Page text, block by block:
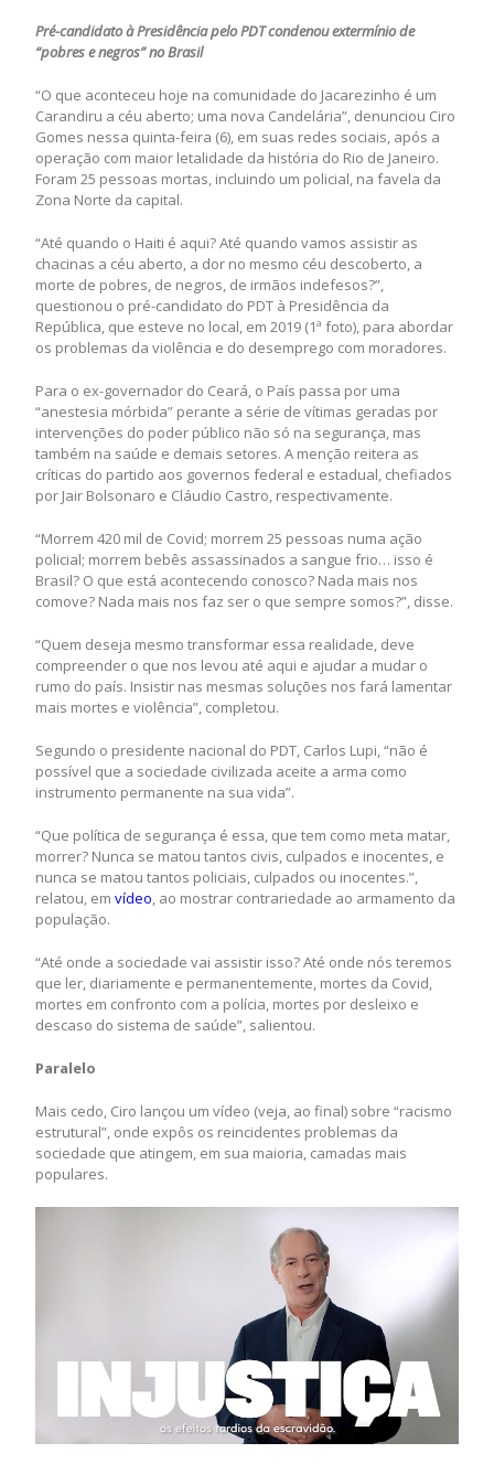
Pré-candidato à Presidência pelo PDT condenou extermínio de
“pobres e negros” no Brasil
“O que aconteceu hoje na comunidade do Jacarezinho é um
Carandiru a céu aberto; uma nova Candelária”, denunciou Ciro
Gomes nessa quinta-feira (6), em suas redes sociais, após a
operação com maior letalidade da história do Rio de Janeiro.
Foram 25 pessoas mortas, incluindo um policial, na favela da
Zona Norte da capital.
“Até quando o Haiti é aqui? Até quando vamos assistir as
chacinas a céu aberto, a dor no mesmo céu descoberto, a
morte de pobres, de negros, de irmãos indefesos?”,
questionou o pré-candidato do PDT à Presidência da
República, que esteve no local, em 2019 (1ª foto), para abordar
os problemas da violência e do desemprego com moradores.
Para o ex-governador do Ceará, o País passa por uma
“anestesia mórbida” perante a série de vítimas geradas por
intervenções do poder público não só na segurança, mas
também na saúde e demais setores. A menção reitera as
críticas do partido aos governos federal e estadual, chefiados
por Jair Bolsonaro e Cláudio Castro, respectivamente.
“Morrem 420 mil de Covid; morrem 25 pessoas numa ação
policial; morrem bebês assassinados a sangue frio… isso é
Brasil? O que está acontecendo conosco? Nada mais nos
comove? Nada mais nos faz ser o que sempre somos?”, disse.
“Quem deseja mesmo transformar essa realidade, deve
compreender o que nos levou até aqui e ajudar a mudar o
rumo do país. Insistir nas mesmas soluções nos fará lamentar
mais mortes e violência”, completou.
Segundo o presidente nacional do PDT, Carlos Lupi, “não é
possível que a sociedade civilizada aceite a arma como
instrumento permanente na sua vida”.
“Que política de segurança é essa, que tem como meta matar,
morrer? Nunca se matou tantos civis, culpados e inocentes, e
nunca se matou tantos policiais, culpados ou inocentes.”,
relatou, emvídeo, ao mostrar contrariedade ao armamento da
população.
“Até onde a sociedade vai assistir isso? Até onde nós teremos
que ler, diariamente e permanentemente, mortes da Covid,
mortes em confronto com a polícia, mortes por desleixo e
descaso do sistema de saúde”, salientou.
Paralelo
Mais cedo, Ciro lançou um vídeo (veja, ao final) sobre “racismo
estrutural”, onde expôs os reincidentes problemas da
sociedade que atingem, em sua maioria, camadas mais
populares.